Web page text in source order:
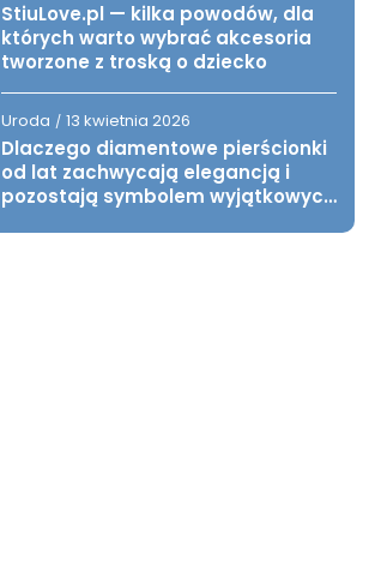
StiuLove.pl — kilka powodów, dla
których warto wybrać akcesoria
tworzone z troską o dziecko
Uroda / 13 kwietnia 2026
Dlaczego diamentowe pierścionki
od lat zachwycają elegancją i
pozostają symbolem wyjątkowych